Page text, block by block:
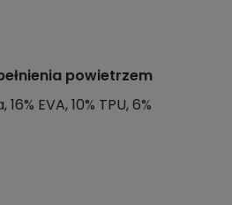
powietrzem
EVA, 10% TPU, 6%